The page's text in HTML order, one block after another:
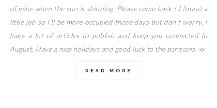
of wine when the sun is shinning. Please come back ! I found a
little job so I’ll be more occupied those days but don’t worry, I
have a lot of articles to publish and keep you connected in
August. Have a nice holidays and good luck to the parisians. xx
READ MORE